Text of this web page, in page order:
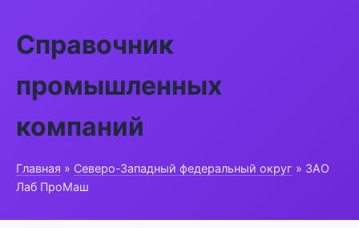
Справочник
промышленных
компаний
Главная » Северо-Западный федеральный округ » ЗАО
Лаб ПроМаш